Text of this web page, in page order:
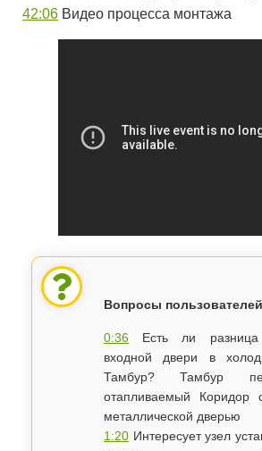
42:06 Видео процесса монтажа
Вопросы пользователей
0:36 Есть ли
входной двери в
Тамбур? Тамбур
отапливаемый
металлической дверью
1:20 Интересует узел